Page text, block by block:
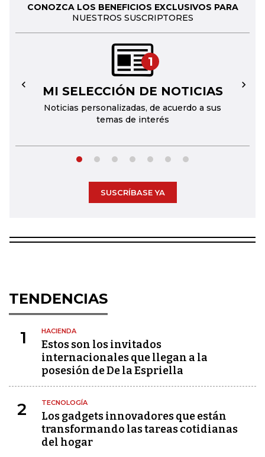
CONOZCA LOS BENEFICIOS EXCLUSIVOS PARA
NUESTROS SUSCRIPTORES
1
MI SELECCIÓN DE NOTICIAS
Noticias personalizadas, de acuerdo a sus
temas de interés
← →
SUSCRÍBASE YA
TENDENCIAS
1 HACIENDA
Estos son los invitados
internacionales que llegan a la
posesión de De la Espriella
2 TECNOLOGÍA
Los gadgets innovadores que están
transformando las tareas cotidianas
del hogar